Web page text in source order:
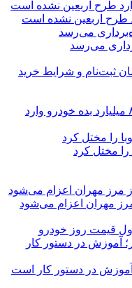
می‌رسد
ثبت‌نام و شرایط خرید
کاسبی خارج‌نشین‌ها با سهمیه اقامت / ۸ میلیارد بده خودرو وارد
مختل کرد
قیمت روز خودرو
آموزش در دستور کار است